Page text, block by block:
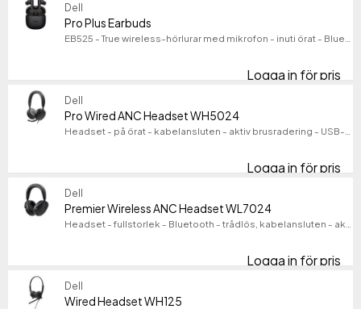
Dell
Pro Plus Earbuds
EB525 - True wireless-hörlurar med mikrofon - inuti örat - Bluetooth - aktiv brusradering - Certifierad för Microsoft-teams, Zoomcertifierad
Logga in för pris
Dell
Pro Wired ANC Headset WH5024
Headset - på örat - kabelansluten - aktiv brusradering - USB-C - Certifierad för Microsoft-teams, Zoomcertifierad
Logga in för pris
Dell
Premier Wireless ANC Headset WL7024
Headset - fullstorlek - Bluetooth - trådlös, kabelansluten - aktiv brusradering - 3,5 mm kontakt, USB-A via Bluetooth-adapter, USB-C via Bluetooth-adapter - Certifierad för Microsoft-teams, Zoomcertifierad
Logga in för pris
Dell
Wired Headset WH125